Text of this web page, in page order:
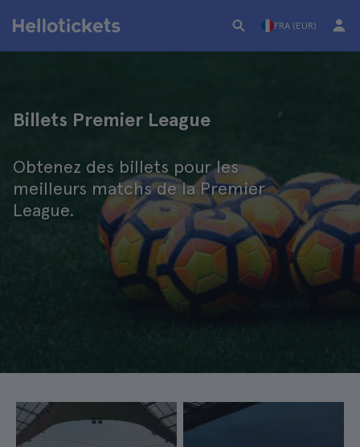
FRA (EUR)
Billets Premier League
Obtenez des billets pour les
meilleurs matchs de la Premier
League.